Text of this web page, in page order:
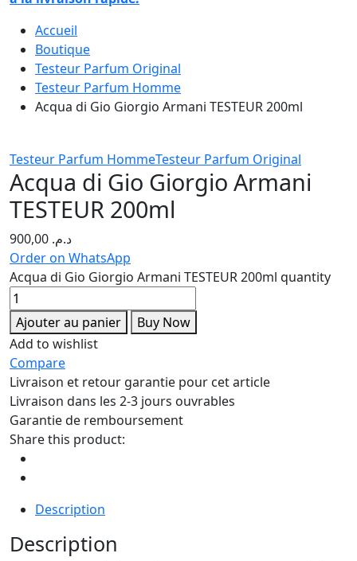
Accueil
Boutique
Testeur Parfum Original
Testeur Parfum Homme
Acqua di Gio Giorgio Armani TESTEUR 200ml
Testeur Parfum HommeTesteur Parfum Original
Acqua di Gio Giorgio Armani
TESTEUR 200ml
د.م.
Order on WhatsApp
Acqua di Gio Giorgio Armani TESTEUR 200ml quantity
Ajouter au panier
Buy Now
Add to wishlist
Compare
Livraison et retour garantie pour cet article
Livraison dans les 2-3 jours ouvrables
Garantie de remboursement
Share this product:
Description
Description